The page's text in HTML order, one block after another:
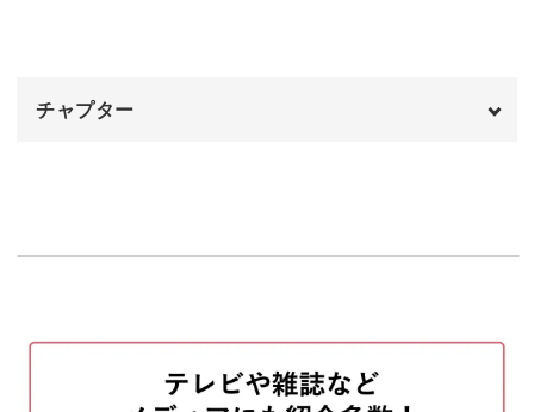
チャプター
スポンジ生地に質感をつける